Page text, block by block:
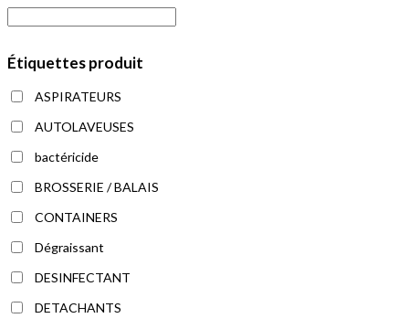
Étiquettes produit
ASPIRATEURS
AUTOLAVEUSES
bactéricide
BROSSERIE / BALAIS
CONTAINERS
Dégraissant
DESINFECTANT
DETACHANTS